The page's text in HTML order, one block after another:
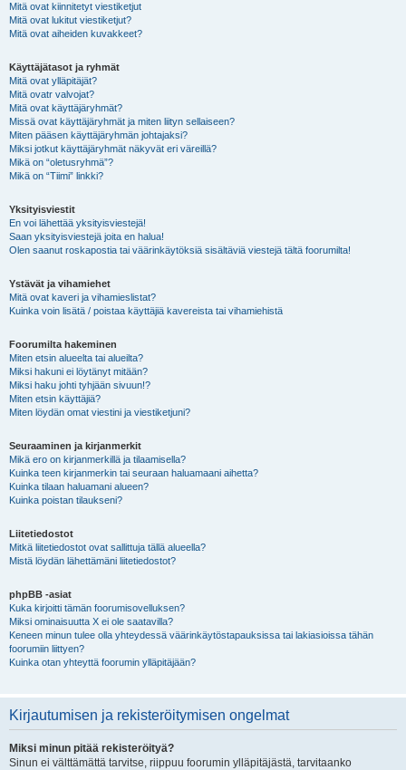
Mitä ovat kiinnitetyt viestiketjut
Mitä ovat lukitut viestiketjut?
Mitä ovat aiheiden kuvakkeet?
Käyttäjätasot ja ryhmät
Mitä ovat ylläpitäjät?
Mitä ovatr valvojat?
Mitä ovat käyttäjäryhmät?
Missä ovat käyttäjäryhmät ja miten liityn sellaiseen?
Miten pääsen käyttäjäryhmän johtajaksi?
Miksi jotkut käyttäjäryhmät näkyvät eri väreillä?
Mikä on “oletusryhmä”?
Mikä on “Tiimi” linkki?
Yksityisviestit
En voi lähettää yksityisviestejä!
Saan yksityisviestejä joita en halua!
Olen saanut roskapostia tai väärinkäytöksiä sisältäviä viestejä tältä foorumilta!
Ystävät ja vihamiehet
Mitä ovat kaveri ja vihamieslistat?
Kuinka voin lisätä / poistaa käyttäjiä kavereista tai vihamiehistä
Foorumilta hakeminen
Miten etsin alueelta tai alueilta?
Miksi hakuni ei löytänyt mitään?
Miksi haku johti tyhjään sivuun!?
Miten etsin käyttäjiä?
Miten löydän omat viestini ja viestiketjuni?
Seuraaminen ja kirjanmerkit
Mikä ero on kirjanmerkillä ja tilaamisella?
Kuinka teen kirjanmerkin tai seuraan haluamaani aihetta?
Kuinka tilaan haluamani alueen?
Kuinka poistan tilaukseni?
Liitetiedostot
Mitkä liitetiedostot ovat sallittuja tällä alueella?
Mistä löydän lähettämäni liitetiedostot?
phpBB -asiat
Kuka kirjoitti tämän foorumisovelluksen?
Miksi ominaisuutta X ei ole saatavilla?
Keneen minun tulee olla yhteydessä väärinkäytöstapauksissa tai lakiasioissa tähän
foorumiin liittyen?
Kuinka otan yhteyttä foorumin ylläpitäjään?
Kirjautumisen ja rekisteröitymisen ongelmat
Miksi minun pitää rekisteröityä?
Sinun ei välttämättä tarvitse, riippuu foorumin ylläpitäjästä, tarvitaanko